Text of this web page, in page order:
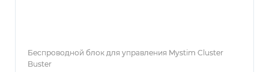
Беспроводной блок для управления Mystim Cluster
Buster